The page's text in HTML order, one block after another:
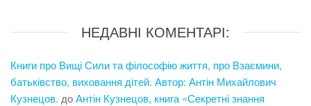
НЕДАВНІ КОМЕНТАРІ:
Книги про Вищі Сили та філософію життя, про Взаємини,
батьківство, виховання дітей. Автор: Антін Михайлович
Кузнецов. доАнтін Кузнецов, книга «Секретні знання